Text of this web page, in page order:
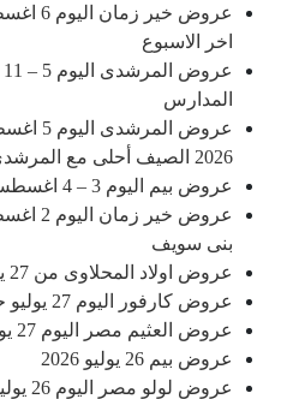
اخر الاسبوع
المدارس
2026 الصيف أحلى مع المرشدى
عروض بيم اليوم 3 – 4 اغسطس 2026
بنى سويف
عروض اولاد المحلاوى من 27 يوليو حتى 5 اغسطس 2026
عروض كارفور اليوم 27 يوليو حتى 29 يوليو 2026 الفريش
عروض العثيم مصر اليوم 27 يوليو 2026
عروض بيم 26 يوليو 2026
عروض لولو مصر اليوم 26 يوليو حتى 5 اغسطس 2026